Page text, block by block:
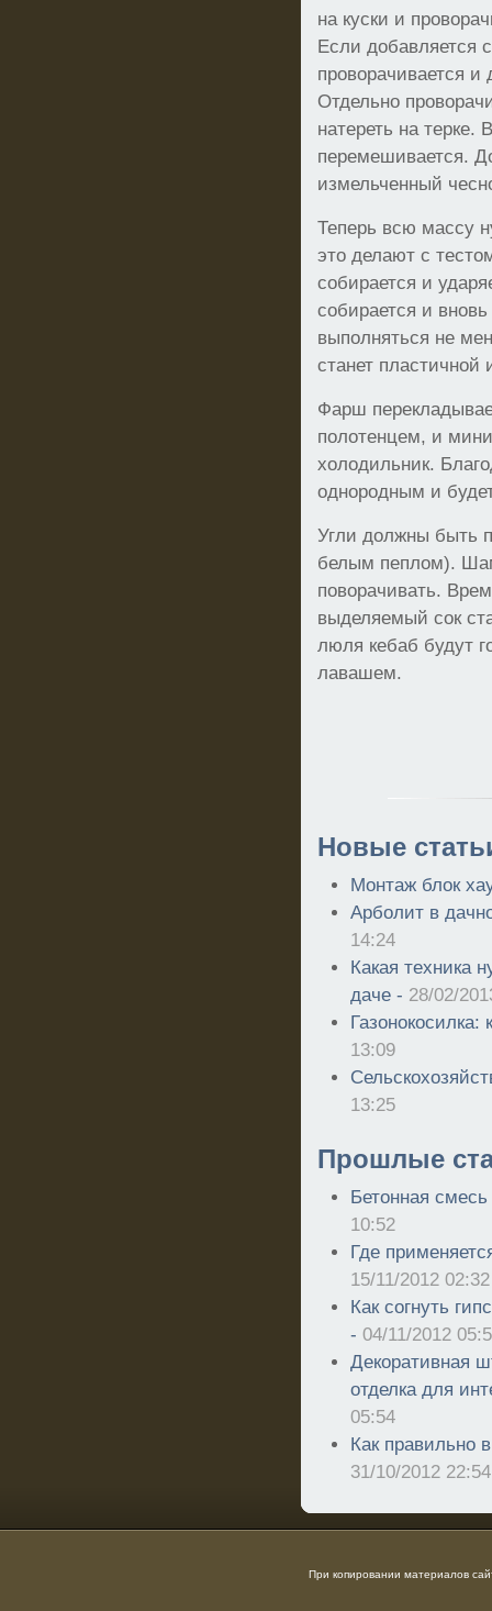
на куски и
Если добавляется
проворачивается
Отдельно
натереть на терке.
перемешивается.
измельченный
Теперь всю массу
это делают с
собирается и
собирается и
выполняться не
станет пластичной
Фарш
полотенцем, и
холодильник.
однородным и
Угли должны быть
белым пеплом).
поворачивать.
выделяемый сок
люля кебаб будут
лавашем.
Новые
Монтаж блок
Арболит в
14:24
Какая техника
даче - 28/02/
13:09
13:25
Прошлые
Бетонная
10:52
Где
15/11/2012 02:32
Как согнуть
- 04/11/2012
Декоративная
отделка для
05:54
Как правильно
31/10/2012 22:54
При копировании материалов